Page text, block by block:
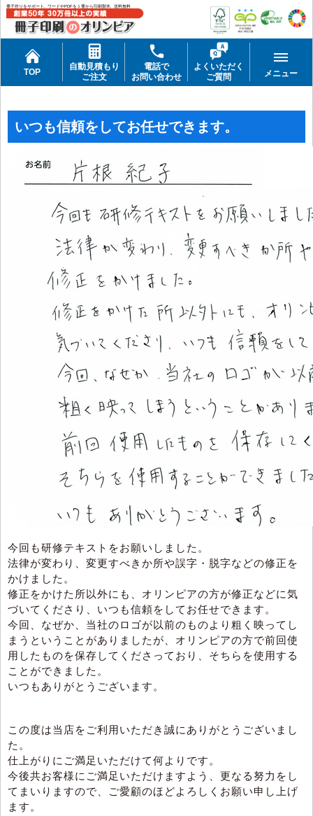
冊子作りをサポート。ワードやPDFを１冊から印刷製本。送料無料
TOP
自動見積もり
ご注文
電話で
お問い合わせ
よくいただく
ご質問
メニュー
いつも信頼をしてお任せできます。
今回も研修テキストをお願いしました。
法律が変わり、変更すべきか所や誤字・脱字などの修正を
かけました。
修正をかけた所以外にも、オリンピアの方が修正などに気
づいてくださり、いつも信頼をしてお任せできます。
今回、なぜか、当社のロゴが以前のものより粗く映ってし
まうということがありましたが、オリンピアの方で前回使
用したものを保存してくださっており、そちらを使用する
ことができました。
いつもありがとうございます。
この度は当店をご利用いただき誠にありがとうございまし
た。
仕上がりにご満足いただけて何よりです。
今後共お客様にご満足いただけますよう、更なる努力をし
てまいりますので、ご愛顧のほどよろしくお願い申し上げ
ます。